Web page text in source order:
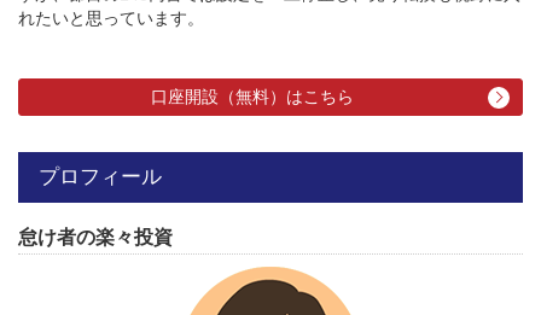
れたいと思っています。
口座開設（無料）はこちら
プロフィール
怠け者の楽々投資